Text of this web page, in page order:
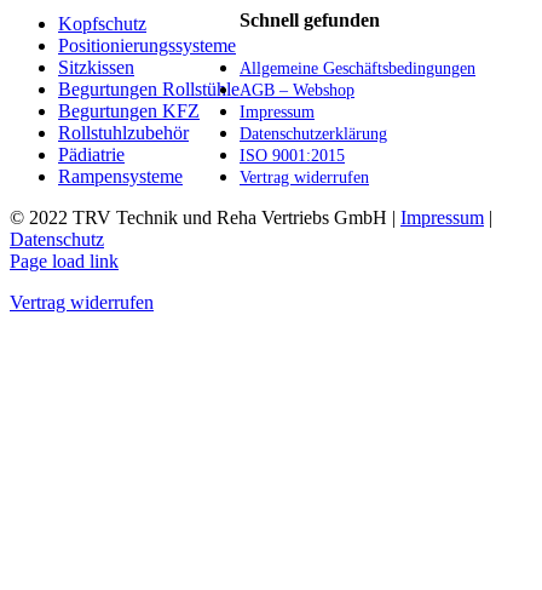
der
Produktseite
gewählt
werden
Kopfschutz
Positionierungssysteme
Sitzkissen
Begurtungen Rollstühle
Begurtungen KFZ
Rollstuhlzubehör
Pädiatrie
Rampensysteme
Schnell gefunden
Allgemeine Geschäftsbedingungen
AGB – Webshop
Impressum
Datenschutzerklärung
ISO 9001:2015
Vertrag widerrufen
© 2022 TRV Technik und Reha Vertriebs GmbH | Impressum |
Datenschutz
Facebook
Instagram
E-
Page load link
Vertrag widerrufen